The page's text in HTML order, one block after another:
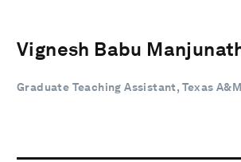
Vignesh Babu
Graduate Teaching Assistant, Texas